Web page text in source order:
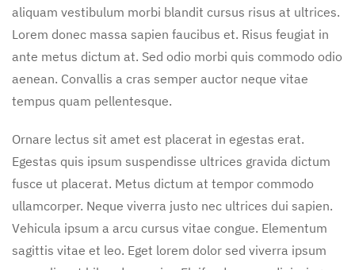
aliquam vestibulum morbi blandit cursus risus at ultrices.
Lorem donec massa sapien faucibus et. Risus feugiat in
ante metus dictum at. Sed odio morbi quis commodo odio
aenean. Convallis a cras semper auctor neque vitae
tempus quam pellentesque.
Ornare lectus sit amet est placerat in egestas erat.
Egestas quis ipsum suspendisse ultrices gravida dictum
fusce ut placerat. Metus dictum at tempor commodo
ullamcorper. Neque viverra justo nec ultrices dui sapien.
Vehicula ipsum a arcu cursus vitae congue. Elementum
sagittis vitae et leo. Eget lorem dolor sed viverra ipsum